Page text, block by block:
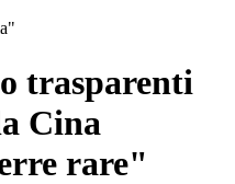
trasparenti
Cina
rare"